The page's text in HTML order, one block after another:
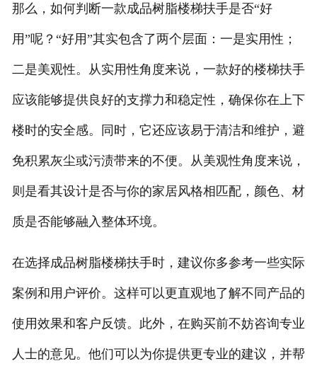
那么，如何判断一款成品树脂楼梯扶手是否“好
用”呢？“好用”其实包含了两个层面：一是实用性；
二是美观性。从实用性角度来说，一款好的楼梯扶手
应该能够提供良好的支撑力和稳定性，确保你在上下
楼时的安全感。同时，它还应该易于清洁和维护，避
免积累灰尘或污渍带来的不便。从美观性角度来说，
则是看其设计是否与你的家居风格相匹配，颜色、材
质是否能够融入整体环境。
在选择成品树脂楼梯扶手时，建议你多参考一些实际
案例和用户评价。这样可以更直观地了解不同产品的
使用效果和客户反馈。此外，在购买前不妨咨询专业
人士的意见。他们可以为你提供更专业的建议，并帮